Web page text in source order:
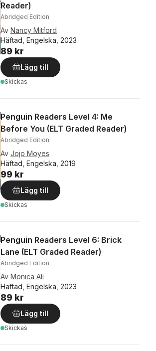
Reader)
Abridged Edition
Av Nancy Mitford
Häftad, Engelska, 2023
89 kr
Lägg till
Skickas
Penguin Readers Level 4: Me
Before You (ELT Graded Reader)
Abridged Edition
Av Jojo Moyes
Häftad, Engelska, 2019
99 kr
Lägg till
Skickas
Penguin Readers Level 6: Brick
Lane (ELT Graded Reader)
Abridged Edition
Av Monica Ali
Häftad, Engelska, 2023
89 kr
Lägg till
Skickas